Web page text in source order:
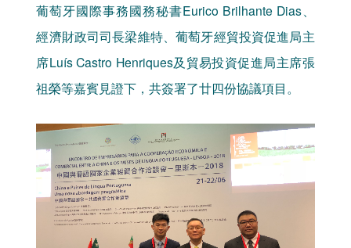
葡萄牙國際事務國務秘書Eurico Brilhante Dias、
經濟財政司司長梁維特、葡萄牙經貿投資促進局主
席Luís Castro Henriques及貿易投資促進局主席張
祖榮等嘉賓見證下，共簽署了廿四份協議項目。